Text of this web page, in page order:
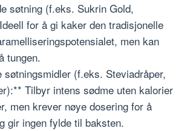
søtning (f.eks. Sukrin Gold,
for å gi kaker den tradisjonelle
men kan
tungen.
søtningsmidler (f.eks. Steviadråper,
Tilbyr intens sødme uten kalorier
men krever nøye dosering for å
gir ingen fylde til baksten.